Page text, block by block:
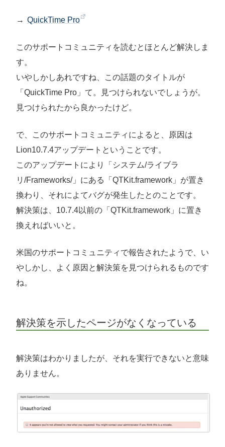
→ QuickTime Pro
このサポートコミュニティを読むとほとんど解決しま
す。
いやしかしあれですね、この話題のタイトルが
「QuickTime Pro」て。見つけられないでしょうが。
見つけられたから良かったけど。
で、このサポートコミュニティによると、原因は
Lion10.7.4アップデートということです。
このアップデートにより「システム/ライブラ
リ/Frameworks/」にある「QTKit.framework」が置き
換わり、それによてバグが発生したとのことです。
解決策は、10.7.4以前の「QTKit.framework」に置き
換えればいいと。
米国のサポートコミュニティで報告されたようで、い
やしかし、よく原因と解決策を見つけられるものです
ね。
解決策を示したページがなくなっている
解決策はわかりましたが、それを実行できないと意味
ありません。